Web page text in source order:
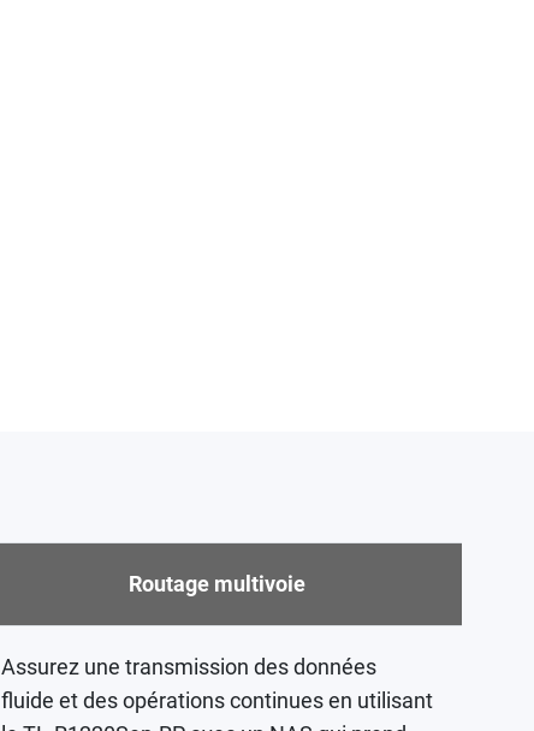
Routage multivoie
Assurez une transmission des données
fluide et des opérations continues en utilisant